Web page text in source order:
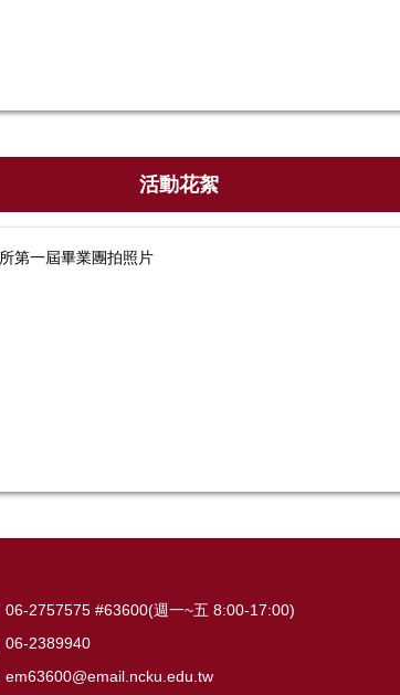
活動花絮
第一屆畢業團拍照片
06-2757575 #63600(週一~五 8:00-17:00)
06-2389940
em63600@email.ncku.edu.tw